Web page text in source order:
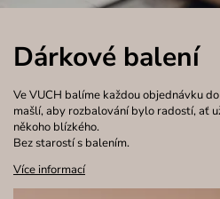
Dárkové balení
Ve VUCH balíme každou objednávku
mašlí, aby rozbalování bylo radostí, ať
někoho blízkého.
Bez starostí s balením.
Více informací